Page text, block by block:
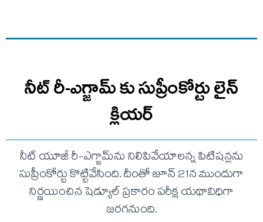
నీట్‌ రీ-ఎగ్జామ్‌ కు సుప్రీంకోర్టు లైన్
క్లియర్
నీట్ యూజీ రీ-ఎగ్జామ్‌ను నిలిపివేయాలన్న పిటిషన్లను
సుప్రీంకోర్టు కొట్టివేసింది. దీంతో జూన్ 21న ముందుగా
నిర్ణయించిన షెడ్యూల్ ప్రకారం పరీక్ష యథావిధిగా
జరగనుంది.